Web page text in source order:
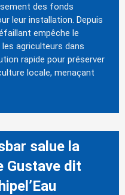
des fonds
leur installation. Depuis
empêche le
agriculteurs dans
rapide pour préserver
locale, menaçant
salue la
Gustave dit